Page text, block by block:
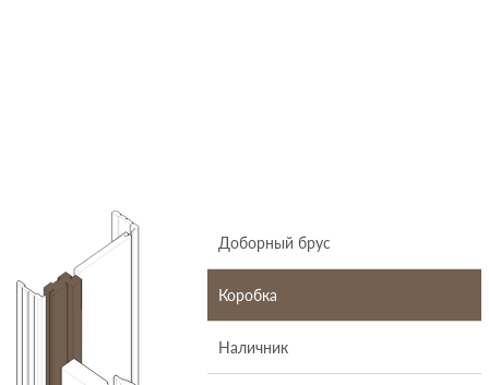
Доборный брус
Коробка
Наличник